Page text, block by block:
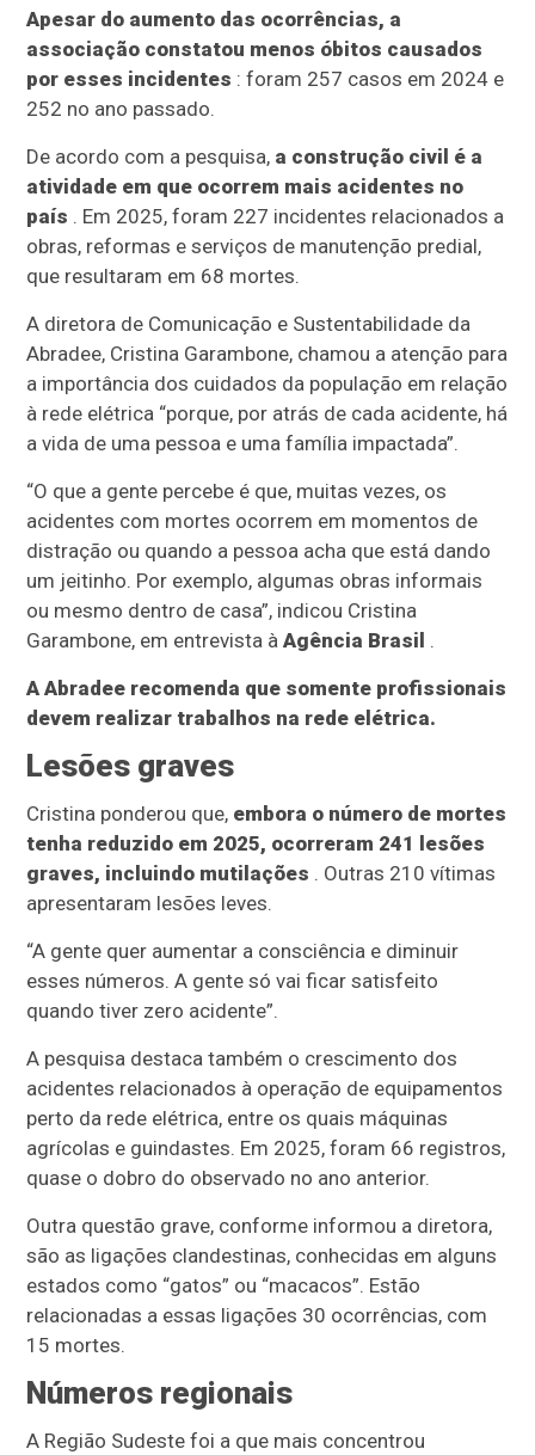
Apesar do aumento das ocorrências, a
associação constatou menos óbitos causados
por esses incidentes : foram 257 casos em 2024 e
252 no ano passado.
De acordo com a pesquisa, a construção civil é a
atividade em que ocorrem mais acidentes no
país . Em 2025, foram 227 incidentes relacionados a
obras, reformas e serviços de manutenção predial,
que resultaram em 68 mortes.
A diretora de Comunicação e Sustentabilidade da
Abradee, Cristina Garambone, chamou a atenção para
a importância dos cuidados da população em relação
à rede elétrica “porque, por atrás de cada acidente, há
a vida de uma pessoa e uma família impactada”.
“O que a gente percebe é que, muitas vezes, os
acidentes com mortes ocorrem em momentos de
distração ou quando a pessoa acha que está dando
um jeitinho. Por exemplo, algumas obras informais
ou mesmo dentro de casa”, indicou Cristina
Garambone, em entrevista àAgência Brasil .
A Abradee recomenda que somente profissionais
devem realizar trabalhos na rede elétrica.
Lesões graves
Cristina ponderou que, embora o número de mortes
tenha reduzido em 2025, ocorreram 241 lesões
graves, incluindo mutilações . Outras 210 vítimas
apresentaram lesões leves.
“A gente quer aumentar a consciência e diminuir
esses números. A gente só vai ficar satisfeito
quando tiver zero acidente”.
A pesquisa destaca também o crescimento dos
acidentes relacionados à operação de equipamentos
perto da rede elétrica, entre os quais máquinas
agrícolas e guindastes. Em 2025, foram 66 registros,
quase o dobro do observado no ano anterior.
Outra questão grave, conforme informou a diretora,
são as ligações clandestinas, conhecidas em alguns
estados como “gatos” ou “macacos”. Estão
relacionadas a essas ligações 30 ocorrências, com
15 mortes.
Números regionais
A Região Sudeste foi a que mais concentrou